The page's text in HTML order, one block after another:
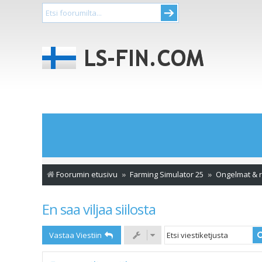
Foorumin etusivu Farming Simulator 25 Ongelmat &
En saa viljaa siilosta
Vastaa Viestiin